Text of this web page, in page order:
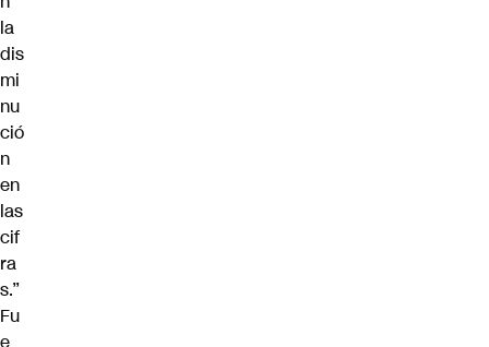
la
dis
mi
nu
ció
n
en
las
cif
ra
s.”
Fu
e